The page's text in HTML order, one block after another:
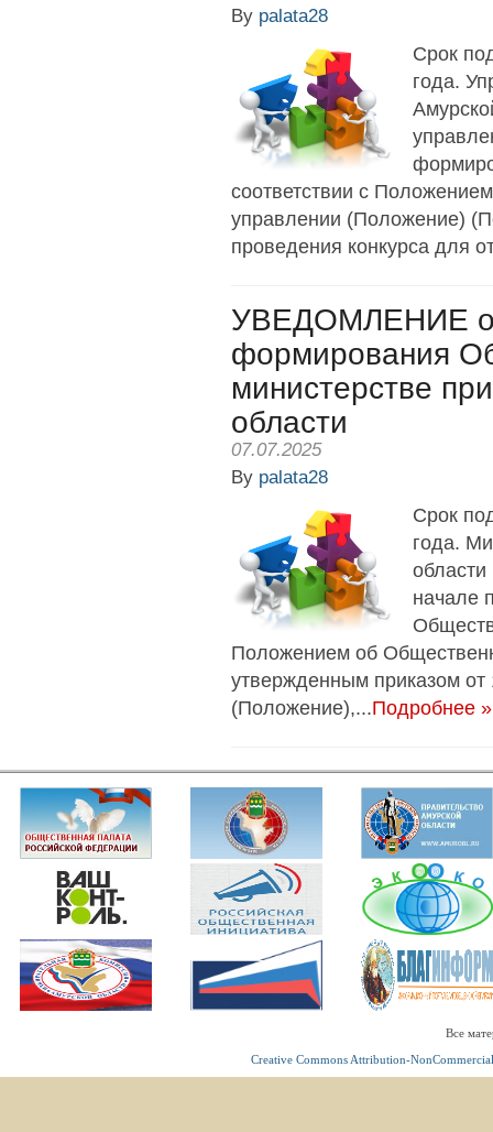
By palata28
Срок
года.
соответствии с
управлении (Положение)
проведения конкурса для
УВЕДОМЛЕНИЕ о
формирования
министерстве
области
07.07.2025
By palata28
Срок
года.
начале
Положением об
утвержденным приказом
(Положение),...Подробнее »
Все
Creative Commons Attribution-